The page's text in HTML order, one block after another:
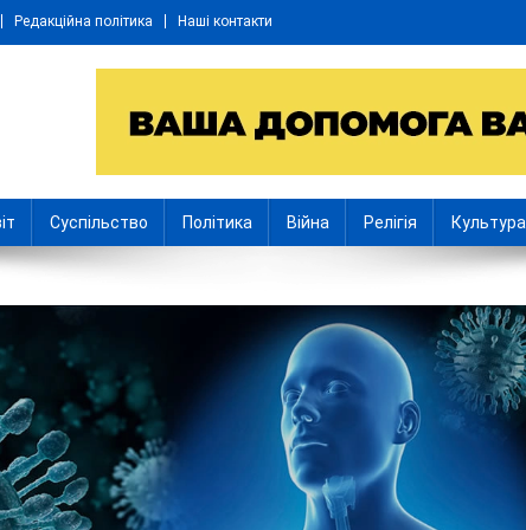
Редакційна політика Наші контакти
Суспільство Політика Війна Релігія Культура